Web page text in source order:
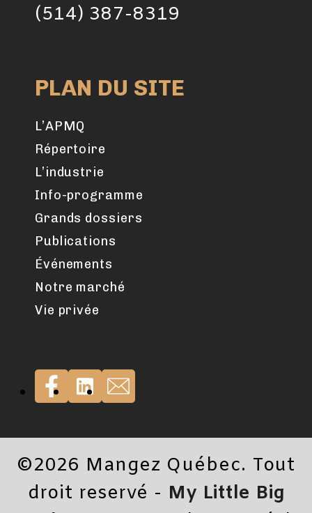
(514) 387-8319
PLAN DU SITE
L’APMQ
Répertoire
L’industrie
Info-programme
Grands dossiers
Publications
Événements
Notre marché
Vie privée
©2026 Mangez Québec. Tout
droit reservé - My Little Big